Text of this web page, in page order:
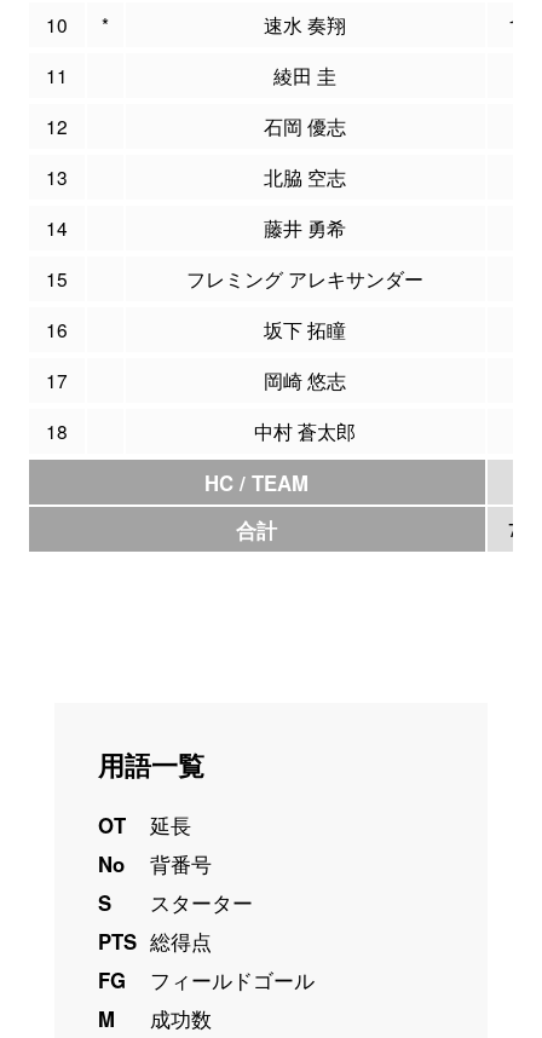
10 * 速水 奏翔
10
11
綾田 圭
12
石岡 優志
13
北脇 空志
14
藤井 勇希
15
フレミング アレキサンダー
16
坂下 拓瞳
17
岡崎 悠志
18
中村 蒼太郎
HC / TEAM
合計 77
用語一覧
OT
延長
No
背番号
S
スターター
PTS 総得点
FG
フィールドゴール
M
成功数